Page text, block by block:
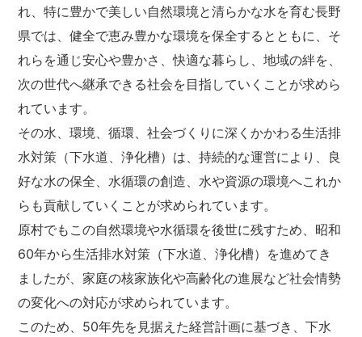
れ、特に豊かで美しい自然環境と清らかな水を育む長野
県では、健全で恵み豊かな環境を保全するとともに、そ
れらを通じ安心や豊かさ、快適な暮らし、地域の絆を、
次の世代へ継承できる社会を目指していくことが求めら
れています。
その水、環境、循環、社会づくりに深くかかわる生活排
水対策（下水道、浄化槽）は、持続的な運営により、良
好な水の保全、水循環の創造、水や資源の環境へこれか
らも貢献していくことが求められています。
原村でもこの自然環境や水循環を後世に残すため、昭和
60年から生活排水対策（下水道、浄化槽）を進めてき
ましたが、家庭の核家族化や高齢化の進展など社会情勢
の変化への対応が求められています。
このため、50年先を見据えた経営計画に基づき、下水